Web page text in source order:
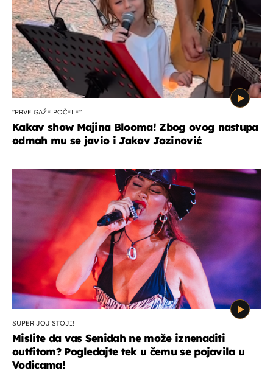
"PRVE GAŽE POČELE"
Kakav show Majina Blooma! Zbog ovog nastupa
odmah mu se javio i Jakov Jozinović
SUPER JOJ STOJI!
Mislite da vas Senidah ne može iznenaditi
outfitom? Pogledajte tek u čemu se pojavila u
Vodicama!